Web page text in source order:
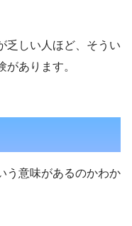
乏しい人ほど、そうい
あります。
う意味があるのかわか